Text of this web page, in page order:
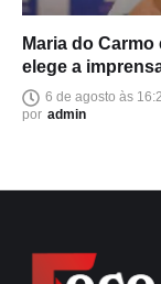
Maria do
elege a
6 de agosto às
por admin